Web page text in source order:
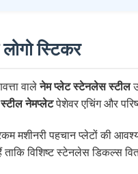
स्टिकर
वालेनेम प्लेट स्टेनलेस स्टील
नेमप्लेटपेशेवर एचिंग और
मशीनरी पहचान प्लेटों की
विशिष्ट स्टेनलेस डिकल्स